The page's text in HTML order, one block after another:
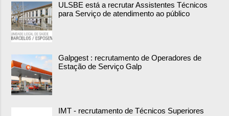
ULSBE está a recrutar Assistentes Técnicos
para Serviço de atendimento ao público
Galpgest : recrutamento de Operadores de
Estação de Serviço Galp
IMT - recrutamento de Técnicos Superiores